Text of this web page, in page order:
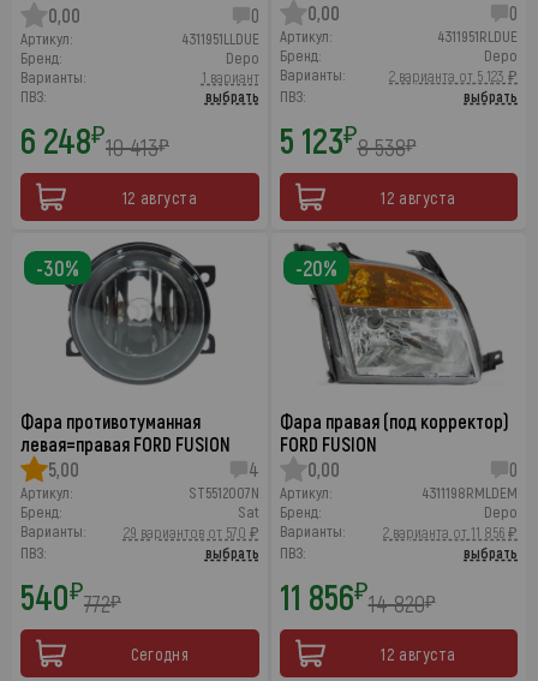
0,00
0
Артикул:
4311951LLDUE
Бренд:
Depo
Варианты:
1 вариант
ПВЗ:
выбрать
6 248₽10 413₽
12 августа
0,00
0
Артикул:
4311951RLDUE
Бренд:
Depo
Варианты:
2 варианта от 5 123 ₽
ПВЗ:
выбрать
5 123₽8 538₽
12 августа
Фара противотуманная
левая=правая FORD FUSION
5,00
4
Артикул:
ST5512007N
Бренд:
Sat
Варианты:
29 вариантов от 570 ₽
ПВЗ:
выбрать
540₽772₽
Сегодня
-30%
Фара правая (под корректор)
FORD FUSION
0,00
0
Артикул:
4311198RMLDEM
Бренд:
Depo
Варианты:
2 варианта от 11 856 ₽
ПВЗ:
выбрать
11 856₽14 820₽
12 августа
-20%